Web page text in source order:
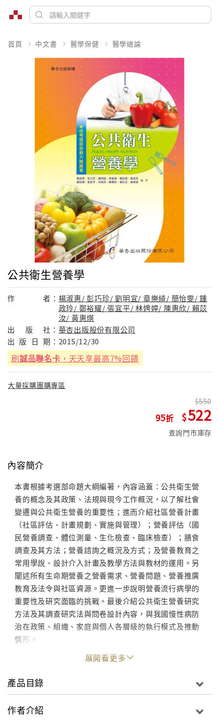
首頁 中文書 醫學保健 醫學總論
公共衛生營養學
作 者： 楊淑惠/ 彭巧珍/ 劉明宜/ 章樂綺/ 簡怡雯/ 鍾
政玲/ 鄭裕耀/ 張宜平/ 林娉婷/ 陳惠欣/ 賴苡
汝/ 黃惠煐
出
版 社： 華杏出版股份有限公司
出 版 日 期： 2015/12/30
刷誠品聯名卡 ，天天享最高7%回饋
大量採購團購專區
95
550
522
查詢門市庫存
內容簡介
本書根據考選部命題大綱編著，內容涵蓋：公共衛生營
養的概念及其政策、法規與現今工作概況，以了解社會
變遷與公共衛生營養的重要性；進而介紹社區營養計畫
（社區評估、計畫規劃、實施與管理）；營養評估（國
民營養調查、體位測量、生化檢查、臨床檢查）；膳食
調查及其方法；營養諮詢之概況及方式；及營養教育之
常用學說、設計介入計畫及教學方法與教材的運用。另
闡述所有生命期營養之營養需求、營養問題、營養推廣
教育及法令與社區資源。更進一步說明營養流行病學的
重要性及研究面臨的挑戰。最後介紹公共衛生營養研究
方法及其調查研究法與問卷設計內容，與我國慢性病防
治在政策、組織、家庭與個人各層級的執行模式及推動
情形。
讀者可將所學靈活應用於疾病的預防、治療及健康促進
上。為將來學習其他醫護、營養、生技相關課程奠定良
好基礎，全書條理分明、清晰易懂，最適合營養相關科
展開看更多
產品目錄
作者介紹